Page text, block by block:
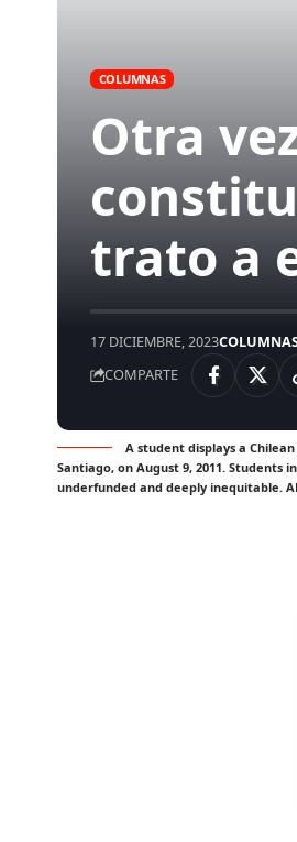
COLUMNAS
Otra
trato a
17 DICIEMBRE, 2023
COMPARTE
A student displays a
Santiago, on August 9, 2011.
underfunded and deeply inequitable.